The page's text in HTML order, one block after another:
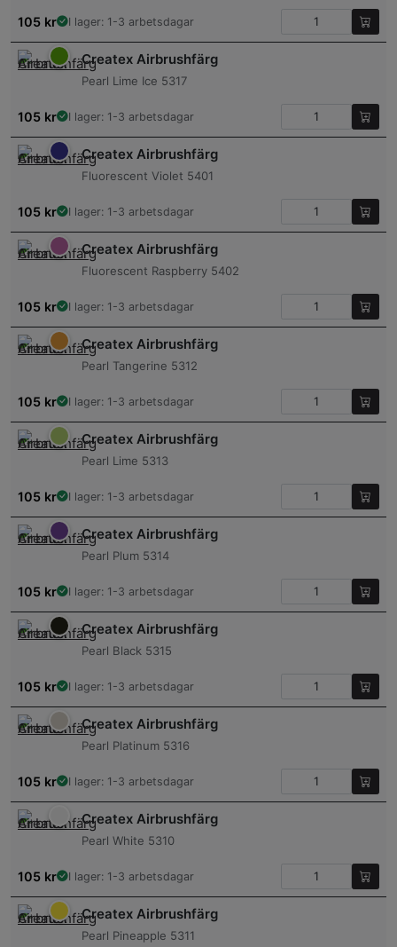
105 kr I lager: 1-3 arbetsdagar
Createx Airbrushfärg
Pearl Lime Ice 5317
105 kr I lager: 1-3 arbetsdagar
Createx Airbrushfärg
Fluorescent Violet 5401
105 kr I lager: 1-3 arbetsdagar
Createx Airbrushfärg
Fluorescent Raspberry 5402
105 kr I lager: 1-3 arbetsdagar
Createx Airbrushfärg
Pearl Tangerine 5312
105 kr I lager: 1-3 arbetsdagar
Createx Airbrushfärg
Pearl Lime 5313
105 kr I lager: 1-3 arbetsdagar
Createx Airbrushfärg
Pearl Plum 5314
105 kr I lager: 1-3 arbetsdagar
Createx Airbrushfärg
Pearl Black 5315
105 kr I lager: 1-3 arbetsdagar
Createx Airbrushfärg
Pearl Platinum 5316
105 kr I lager: 1-3 arbetsdagar
Createx Airbrushfärg
Pearl White 5310
105 kr I lager: 1-3 arbetsdagar
Createx Airbrushfärg
Pearl Pineapple 5311